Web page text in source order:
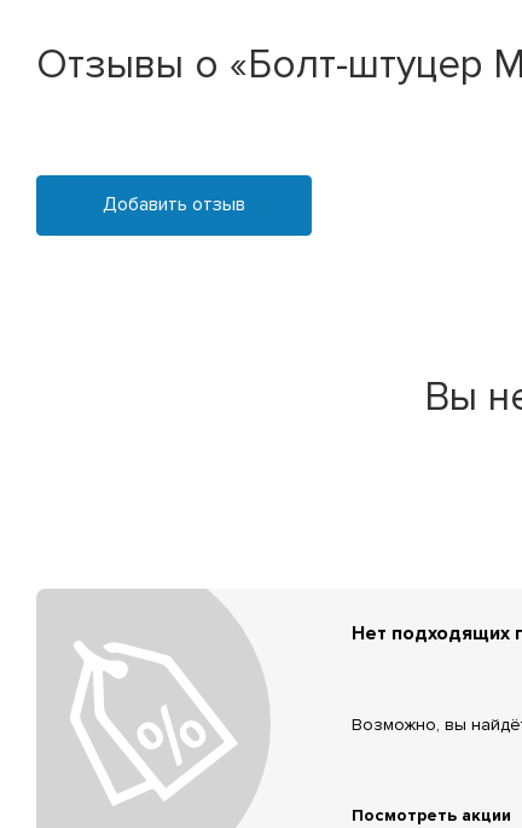
Отзывы о «Болт-штуцер
Добавить отзыв
Вы
Нет подходящих
Возможно, вы
Посмотреть акции